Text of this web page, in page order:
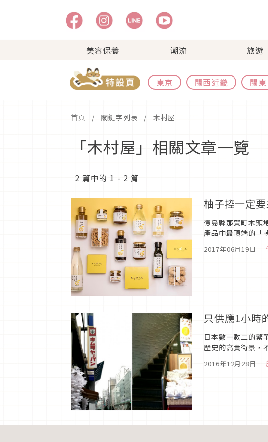
美容保養 潮流 旅遊
東京 關西近畿 關東
首頁 關鍵字列表 木村屋
「木村屋」相關文章一覽
2 篇中的 1 - 2 篇
柚子控一定
德島縣那賀町木頭
產品中最頂端的「
子的魅力而誕生
2017年06月19日 ｜
只供應1小時
日本數一數二的繁
歷史的高貴街景，
2016年12月28日 ｜